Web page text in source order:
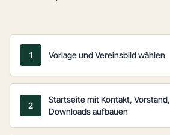
1 Vorlage und Vereinsbild wählen
2
Startseite mit Kontakt,
Downloads aufbauen